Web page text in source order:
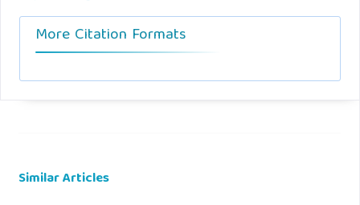
More Citation Formats
Similar Articles